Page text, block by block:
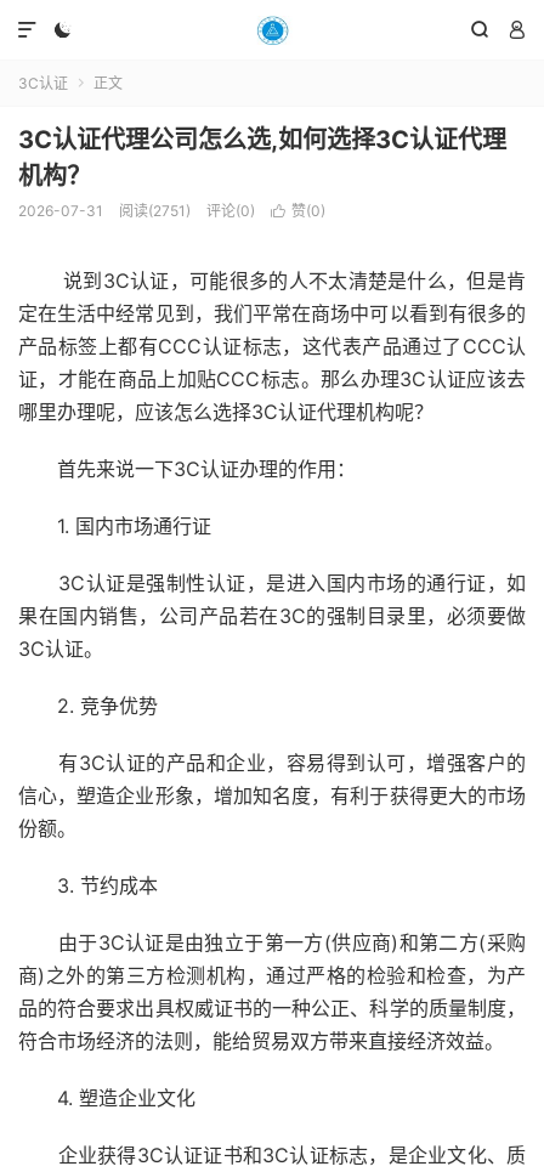
  

3C认证  正文
3C认证代理公司怎么选,如何选择3C认证代理
机构？
2026-07-31 阅读(2751) 评论(0)  赞(0)
说到3C认证，可能很多的人不太清楚是什么，但是肯
定在生活中经常见到，我们平常在商场中可以看到有很多的
产品标签上都有CCC认证标志，这代表产品通过了CCC认
证，才能在商品上加贴CCC标志。那么办理3C认证应该去
哪里办理呢，应该怎么选择3C认证代理机构呢？
首先来说一下3C认证办理的作用：
1. 国内市场通行证
3C认证是强制性认证，是进入国内市场的通行证，如
果在国内销售，公司产品若在3C的强制目录里，必须要做
3C认证。
2. 竞争优势
有3C认证的产品和企业，容易得到认可，增强客户的
信心，塑造企业形象，增加知名度，有利于获得更大的市场
份额。
3. 节约成本
由于3C认证是由独立于第一方(供应商)和第二方(采购
商)之外的第三方检测机构，通过严格的检验和检查，为产
品的符合要求出具权威证书的一种公正、科学的质量制度，
符合市场经济的法则，能给贸易双方带来直接经济效益。
4. 塑造企业文化
企业获得3C认证证书和3C认证标志，是企业文化、质